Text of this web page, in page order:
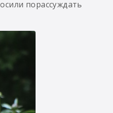
порассуждать